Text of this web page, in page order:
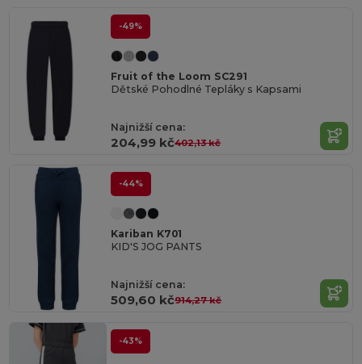
-49%
Fruit of the Loom SC291
Dětské Pohodlné Tepláky s Kapsami
Najnižší cena:
204,99 kč402,13 kč
-44%
Kariban K701
KID'S JOG PANTS
Najnižší cena:
509,60 kč914,27 kč
-43%